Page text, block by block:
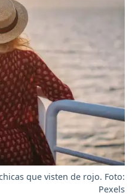
que visten de rojo. Foto:
Pexels